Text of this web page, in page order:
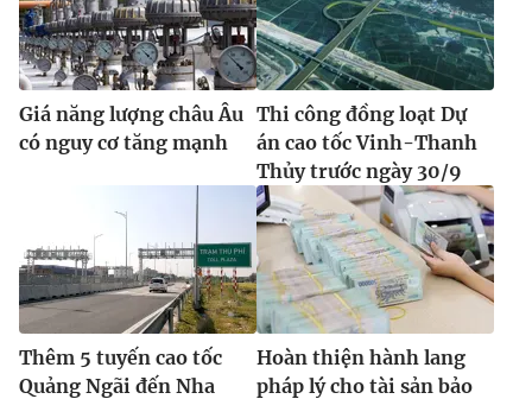
Giá năng lượng châu Âu
có nguy cơ tăng mạnh
Thi công đồng loạt Dự
án cao tốc Vinh-Thanh
Thủy trước ngày 30/9
Thêm 5 tuyến cao tốc
Quảng Ngãi đến Nha
Hoàn thiện hành lang
pháp lý cho tài sản bảo